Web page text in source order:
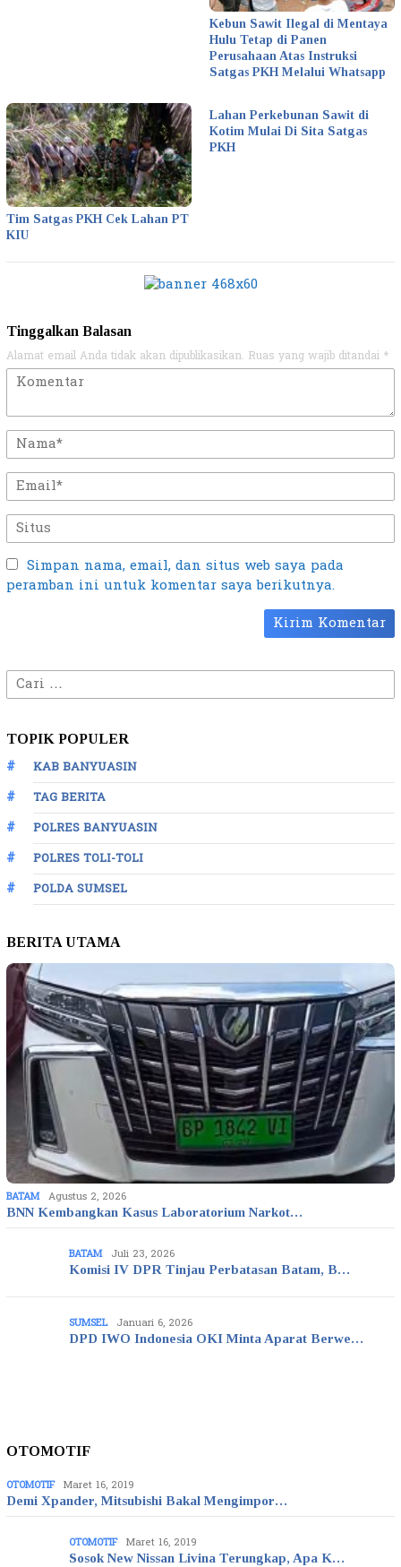
Kebun Sawit Ilegal di Mentaya
Hulu Tetap di Panen
Perusahaan Atas Instruksi
Satgas PKH Melalui Whatsapp
Tim Satgas PKH Cek Lahan PT
KIU
Lahan Perkebunan Sawit di
Kotim Mulai Di Sita Satgas
PKH
Tinggalkan Balasan
Alamat email Anda tidak akan dipublikasikan. Ruas yang wajib ditandai *
Simpan nama, email, dan situs web saya pada
peramban ini untuk komentar saya berikutnya.
Cari
untuk:
TOPIK POPULER
KAB BANYUASIN
TAG BERITA
POLRES BANYUASIN
POLRES TOLI-TOLI
POLDA SUMSEL
BERITA UTAMA
BATAM Agustus 2, 2026
BNN Kembangkan Kasus Laboratorium Narkot…
BATAM Juli 23, 2026
Komisi IV DPR Tinjau Perbatasan Batam, B…
SUMSEL Januari 6, 2026
DPD IWO Indonesia OKI Minta Aparat Berwe…
OTOMOTIF
OTOMOTIF Maret 16, 2019
Demi Xpander, Mitsubishi Bakal Mengimpor…
OTOMOTIF Maret 16, 2019
Sosok New Nissan Livina Terungkap, Apa K…